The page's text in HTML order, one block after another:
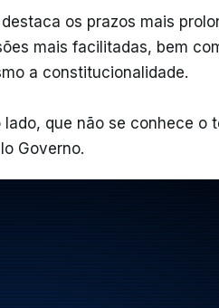
os prazos mais
mais facilitadas, bem
a constitucionalidade.
que não se conhece o
Governo.